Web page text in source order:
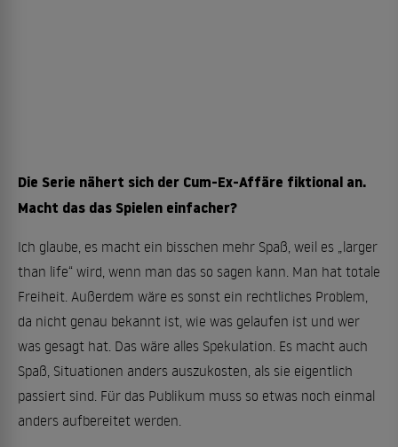
Die Serie nähert sich der Cum-Ex-Affäre fiktional an.
Macht das das Spielen einfacher?
Ich glaube, es macht ein bisschen mehr Spaß, weil es „larger
than life“ wird, wenn man das so sagen kann. Man hat totale
Freiheit. Außerdem wäre es sonst ein rechtliches Problem,
da nicht genau bekannt ist, wie was gelaufen ist und wer
was gesagt hat. Das wäre alles Spekulation. Es macht auch
Spaß, Situationen anders auszukosten, als sie eigentlich
passiert sind. Für das Publikum muss so etwas noch einmal
anders aufbereitet werden.